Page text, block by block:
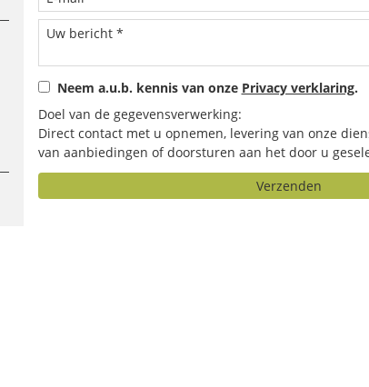
Neem a.u.b. kennis van onze Privacy verklaring.
Doel van de gegevensverwerking:
Direct contact met u opnemen, levering van onze
van aanbiedingen of doorsturen aan het door u
Verzenden